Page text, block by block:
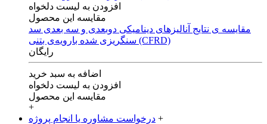
افزودن به لیست دلخواه
مقایسه این محصول
مقایسه ی‌ نتایج آنالیزهای‌ دینامیکی‌ دوبعدی‌ و‌ سه بعدی‌ سد
سنگریزی‌ شده با‌رویه‌ی‌ بتنی‌ (CFRD)
رایگان
اضافه به سبد خرید
افزودن به لیست دلخواه
مقایسه این محصول
+
درخواست مشاوره یا انجام پروژه +